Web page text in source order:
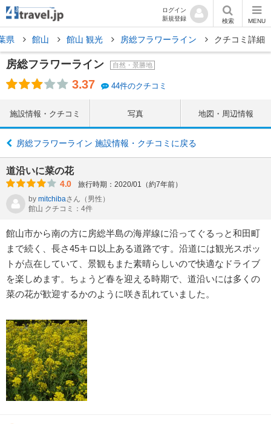
ログイン
新規登録
検索 MENU
県 館山 館山 観光 房総フラワーライン クチコミ詳細
房総フラワーライン 自然・景勝地
3.37 44件のクチコミ
施設情報・クチコミ 写真 地図・周辺情報
房総フラワーライン 施設情報・クチコミに戻る
道沿いに菜の花
4.0
旅行時期：2020/01（約7年前）
by mitchibaさん （男性）
館山 クチコミ：4件
館山市から南の方に房総半島の海岸線に沿ってぐるっと和田町
まで続く、長さ45キロ以上ある道路です。沿道には観光スポッ
トが点在していて、景観もまた素晴らしいので快適なドライブ
を楽しめます。ちょうど春を迎える時期で、道沿いには多くの
菜の花が歓迎するかのように咲き乱れていました。